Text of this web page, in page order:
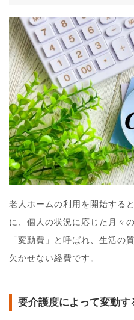
老人ホームの利用を開始する
に、個人の状況に応じた月々
「変動費」と呼ばれ、生活の
欠かせない経費です。
要介護度によって変動